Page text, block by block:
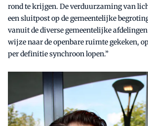
rond te krijgen. De verduurzaming van
een sluitpost op de gemeentelijke
vanuit de diverse gemeentelijke
wijze naar de openbare ruimte gekeken,
per definitie synchroon lopen.”